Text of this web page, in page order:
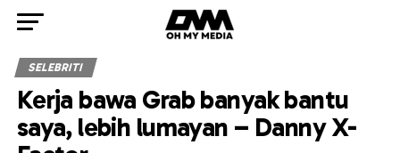
SELEBRITI
Kerja bawa Grab banyak bantu
saya, lebih lumayan – Danny X-